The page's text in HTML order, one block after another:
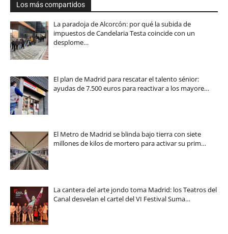
Los más compartidos
La paradoja de Alcorcón: por qué la subida de
impuestos de Candelaria Testa coincide con un
desplome…
El plan de Madrid para rescatar el talento sénior:
ayudas de 7.500 euros para reactivar a los mayore…
El Metro de Madrid se blinda bajo tierra con siete
millones de kilos de mortero para activar su prim…
La cantera del arte jondo toma Madrid: los Teatros del
Canal desvelan el cartel del VI Festival Suma…